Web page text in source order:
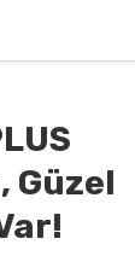
Güzel